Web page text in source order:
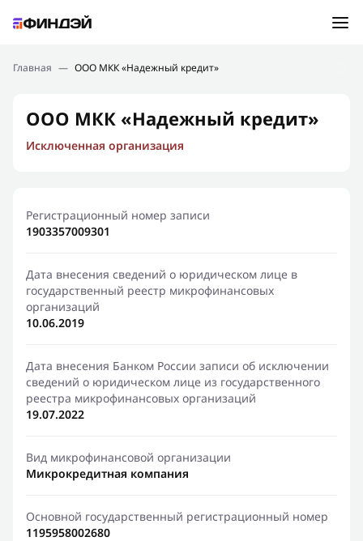
Подбор займа
Новости
Финансовое просвещение
Главная — ООО МКК «Надежный кредит»
ООО МКК «Надежный кредит»
Исключенная организация
Регистрационный номер записи
1903357009301
Дата внесения сведений о юридическом лице в
государственный реестр микрофинансовых
организаций
10.06.2019
Дата внесения Банком России записи об исключении
сведений о юридическом лице из государственного
реестра микрофинансовых организаций
19.07.2022
Вид микрофинансовой организации
Микрокредитная компания
Основной государственный регистрационный номер
1195958002680
Ошибка:Контактная форма не найдена.
Спасибо, что написали нам
Мы свяжемся с Вами в ближайшее время и сообщим
результат
Отправить новый запрос